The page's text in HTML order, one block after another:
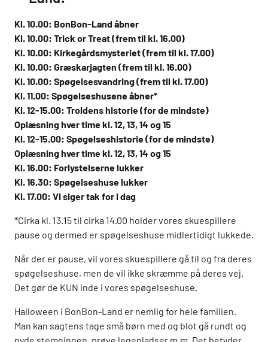
Kl. 10.00: BonBon-Land åbner
Kl. 10.00: Trick or Treat (frem til kl. 16.00)
Kl. 10.00: Kirkegårdsmysteriet (frem til kl. 17.00)
Kl. 10.00: Græskarjagten (frem til kl. 16.00)
Kl. 10.00: Spøgelsesvandring (frem til kl. 17.00)
Kl. 11.00: Spøgelseshusene åbner*
Kl. 12-15.00: Troldens historie (for de mindste)
Oplæsning hver time kl. 12, 13, 14 og 15
Kl. 12-15.00: Spøgelseshistorie (for de mindste)
Oplæsning hver time kl. 12, 13, 14 og 15
Kl. 16.00: Forlystelserne lukker
Kl. 16.30: Spøgelseshuse lukker
Kl. 17.00: Vi siger tak for i dag
*Cirka kl. 13.15 til cirka 14.00 holder vores skuespillere
pause og dermed er spøgelseshuse midlertidigt lukkede.
Når der er pause, vil vores skuespillere gå til og fra deres
spøgelseshuse, men de vil ikke skræmme på deres vej.
Det gør de KUN inde i vores spøgelseshuse.
Halloween i BonBon-Land er nemlig for hele familien.
Man kan sagtens tage små børn med og blot gå rundt og